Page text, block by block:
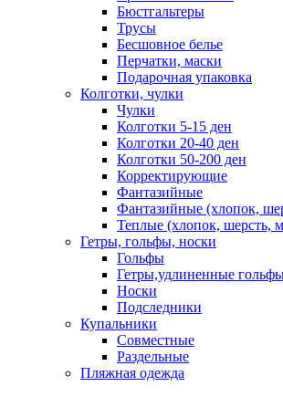
Бюстгальтеры
Трусы
Бесшовное белье
Перчатки, маски
Подарочная упаковка
Колготки, чулки
Чулки
Колготки 5-15 ден
Колготки 20-40 ден
Колготки 50-200 ден
Корректирующие
Фантазийные
Фантазийные (хлопок,
Теплые (хлопок, шерсть,
Гетры, гольфы, носки
Гольфы
Гетры,удлиненные
Носки
Подследники
Купальники
Совместные
Раздельные
Пляжная одежда